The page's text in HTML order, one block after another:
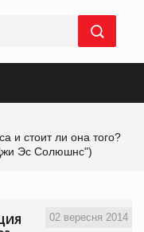
и стоит ли она того?
Эс Солюшнс")
02 вересня 2014